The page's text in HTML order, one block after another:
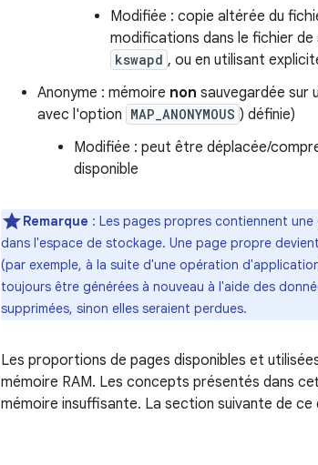
Modifiée : copie altérée du
modifications dans le fichier
kswapd , ou en utilisant
Anonyme : mémoire non sauvegardée sur
avec l'option MAP_ANONYMOUS ) définie)
Modifiée : peut être déplacée/
disponible
Remarque : Les pages propres contiennent
dans l'espace de stockage. Une page propre
(par exemple, à la suite d'une opération
toujours être générées à nouveau à l'aide des
supprimées, sinon elles seraient perdues.
Les proportions de pages disponibles et
mémoire RAM. Les concepts présentés dans
mémoire insuffisante. La section suivante de ce